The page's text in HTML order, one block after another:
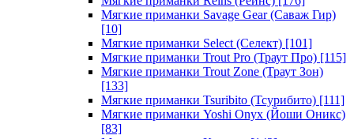
Мягкие приманки Savage Gear (Саваж Гир)
[10]
Мягкие приманки Select (Селект) [101]
Мягкие приманки Trout Pro (Траут Про) [115]
Мягкие приманки Trout Zone (Траут Зон)
[133]
Мягкие приманки Tsuribito (Тсурибито) [111]
Мягкие приманки Yoshi Onyx (Йоши Оникс)
[83]